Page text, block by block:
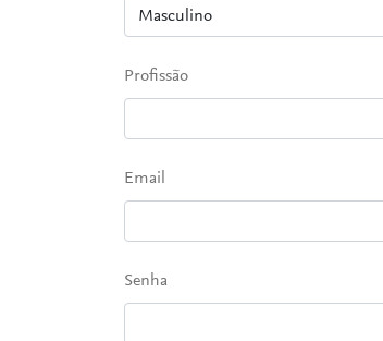
Profissão
Email
Senha